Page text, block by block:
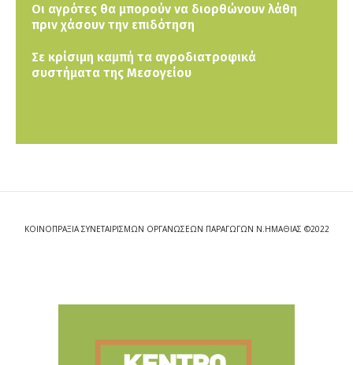
Οι αγρότες θα μπορούν να διορθώνουν λάθη
πριν χάσουν την επιδότηση
Σε κρίσιμη καμπή τα αγροδιατροφικά
συστήματα της Μεσογείου
ΚΟΙΝΟΠΡΑΞΙΑ ΣΥΝΕΤΑΙΡΙΣΜΩΝ ΟΡΓΑΝΩΣΕΩΝ ΠΑΡΑΓΩΓΩΝ Ν.ΗΜΑΘΙΑΣ ©2022